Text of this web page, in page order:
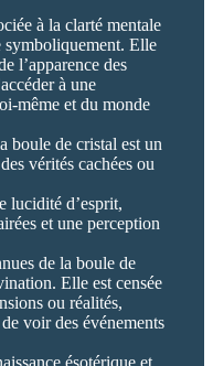
à la clarté mentale
symboliquement. Elle
l’apparence des
à une
même et du monde
boule de cristal est un
vérités cachées ou
lucidité d’esprit,
et une perception
de la boule de
Elle est censée
ou réalités,
voir des événements
ésotérique et